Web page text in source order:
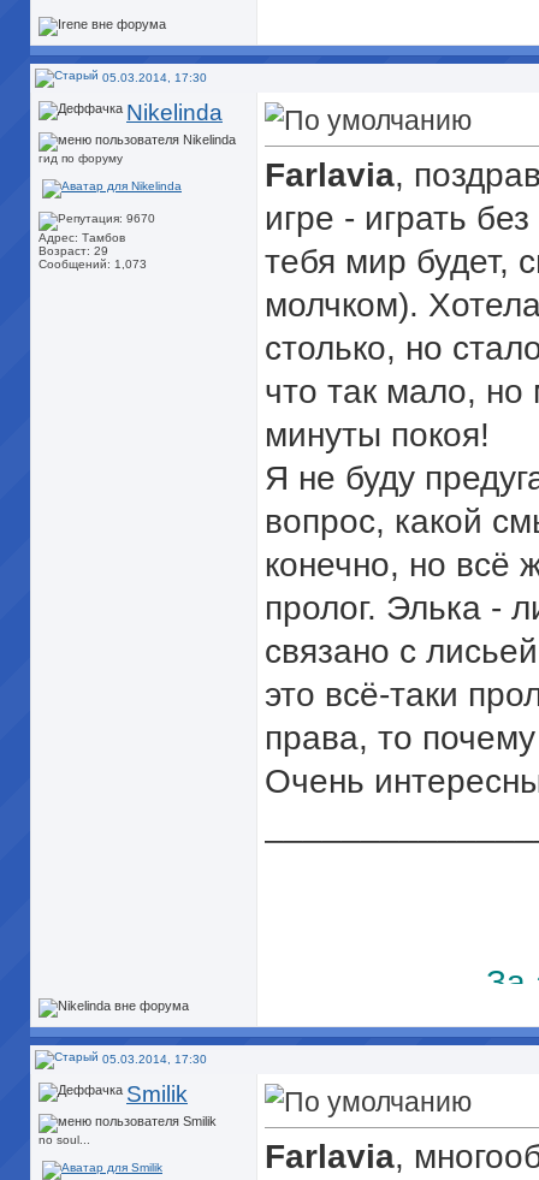
05.03.2014, 17:30
Nikelinda
гид по форуму
Адрес: Тамбов
Возраст: 29
Сообщений: 1,073
Farlavia,
игре - играть
тебя мир будет,
молчком).
столько, но
что так мало, но
минуты покоя!
Я не буду
вопрос, какой
конечно, но всё
пролог. Элька -
связано с
это всё-таки
права, то
Очень
За
05.03.2014, 17:30
Smilik
no soul... Farlavia,